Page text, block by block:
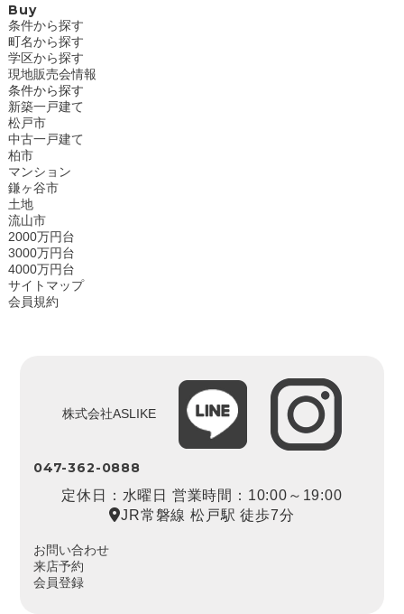
Buy
条件から探す
町名から探す
学区から探す
現地販売会情報
条件から探す
新築一戸建て
松戸市
中古一戸建て
柏市
マンション
鎌ヶ谷市
土地
流山市
2000万円台
3000万円台
4000万円台
サイトマップ
会員規約
株式会社ASLIKE
047-362-0888
定休日：水曜日 営業時間：10:00～19:00
JR常磐線 松戸駅 徒歩7分
お問い合わせ
来店予約
会員登録